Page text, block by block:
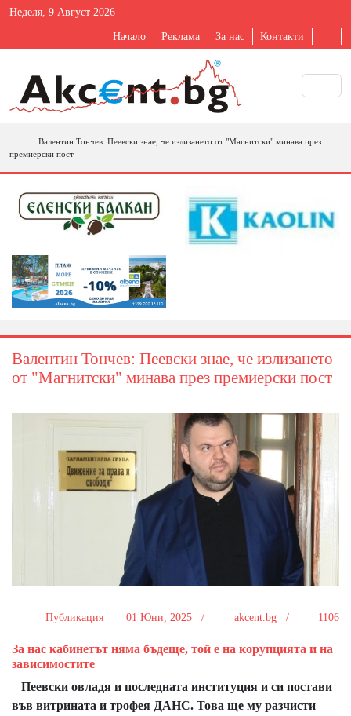
Неделя, 9 Август 2026
Начало Реклама За нас Контакти
Валентин Тончев: Пеевски знае, че излизането от "Магнитски" минава през
премиерски пост
Валентин Тончев: Пеевски знае, че излизането
от "Магнитски" минава през премиерски пост
Публикация 01 Юни, 2025 / akcent.bg / 1106
За нас кабинетът няма бъдеще, той е на корупцията и на
зависимостите
Пеевски овладя и последната институция и си постави
във витрината и трофея ДАНС. Това ще му разчисти